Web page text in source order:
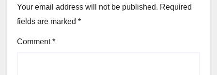
Your email address will not be published. Required
fields are marked *
Comment*